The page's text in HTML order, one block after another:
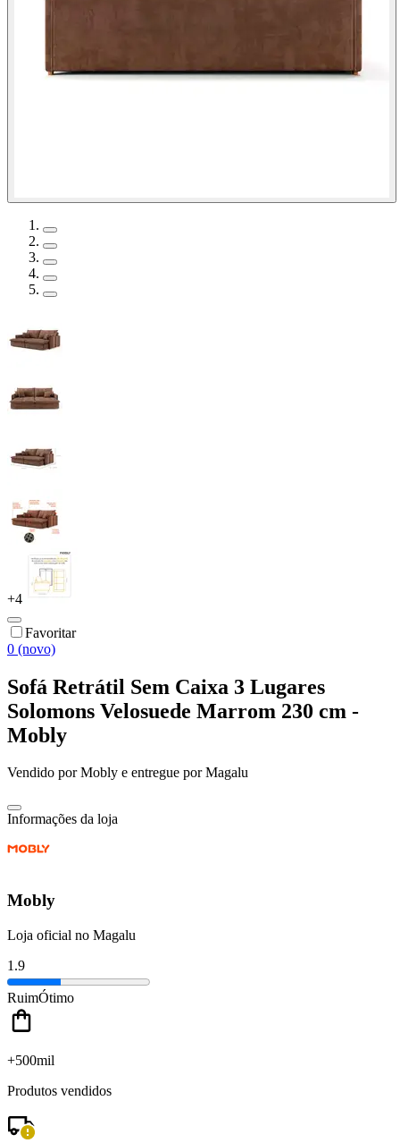
+4
Favoritar
0 (novo)
Sofá Retrátil Sem Caixa 3 Lugares
Solomons Velosuede Marrom 230 cm -
Mobly
Vendido porMobly e entregue por Magalu
Informações da loja
Mobly
Loja oficial no Magalu
1.9
RuimÓtimo
+500mil
Produtos vendidos